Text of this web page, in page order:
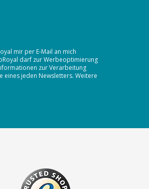
mir per E-Mail an mich
darf zur Werbeoptimierung
zur Verarbeitung
eines jeden Newsletters. Weitere